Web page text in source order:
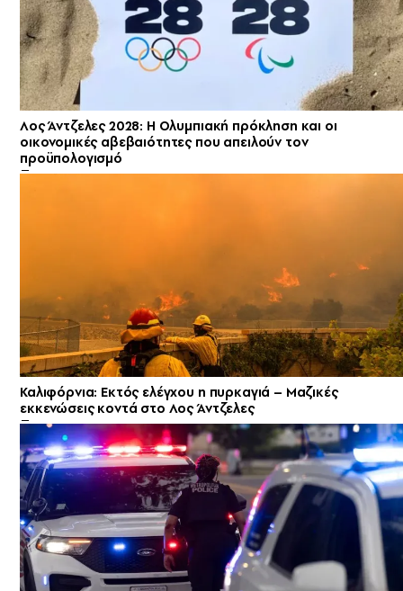
Λος Άντζελες 2028: Η Ολυμπιακή πρόκληση και οι
οικονομικές αβεβαιότητες που απειλούν τον
προϋπολογισμό
Καλιφόρνια: Εκτός ελέγχου η πυρκαγιά – Μαζικές
εκκενώσεις κοντά στο Λος Άντζελες